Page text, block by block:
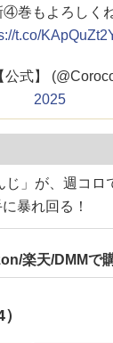
巻もよろしく
t.co/
式】
2025
」が、週コ
暴れ回る！
楽天/DMMで